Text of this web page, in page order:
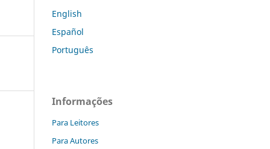
English
Español
Português
Informações
Para Leitores
Para Autores